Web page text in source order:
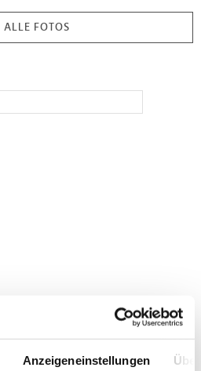
Anzeigeneinstellungen
ALLE FOTOS